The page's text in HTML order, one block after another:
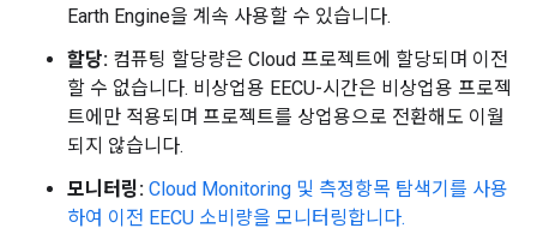
Earth Engine을 계속 사용할 수 있습니다.
할당: 컴퓨팅 할당량은 Cloud 프로젝트에 할당되며 이전
할 수 없습니다. 비상업용 EECU-시간은 비상업용 프로젝
트에만 적용되며 프로젝트를 상업용으로 전환해도 이월
되지 않습니다.
모니터링: Cloud Monitoring 및 측정항목 탐색기를 사용
하여 이전 EECU 소비량을 모니터링합니다.